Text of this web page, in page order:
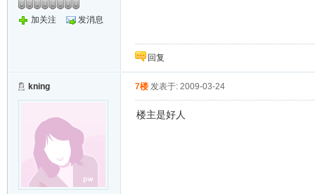
加关注 发消息
回复
kning 7楼 发表于: 2009-03-24
楼主是好人